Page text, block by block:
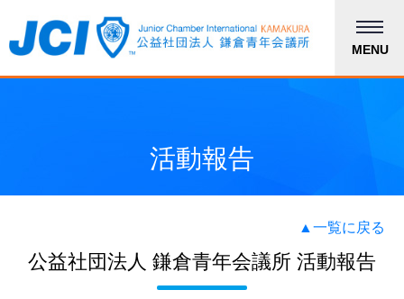
MENU
活動報告
▲一覧に戻る
公益社団法人 鎌倉青年会議所 活動報告